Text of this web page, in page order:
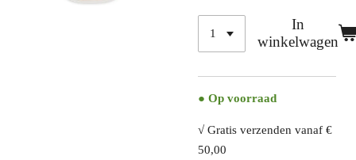
In
winkelwagen
● Op voorraad
√ Gratis verzenden vanaf €
50,00